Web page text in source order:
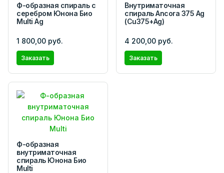
Ф-образная спираль с
серебром Юнона Био
Multi Ag
1 800,00 руб.
Заказать
Внутриматочная
спираль Ancora 375 Ag
(Cu375+Ag)
4 200,00 руб.
Заказать
Ф-образная
внутриматочная
спираль Юнона Био
Multi